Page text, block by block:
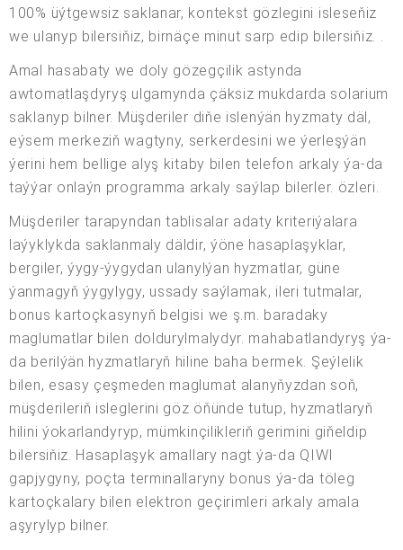
100% üýtgewsiz saklanar, kontekst gözlegini isleseňiz
we ulanyp bilersiňiz, birnäçe minut sarp edip bilersiňiz. .
Amal hasabaty we doly gözegçilik astynda
awtomatlaşdyryş ulgamynda çäksiz mukdarda solarium
saklanyp bilner. Müşderiler diňe islenýän hyzmaty däl,
eýsem merkeziň wagtyny, serkerdesini we ýerleşýän
ýerini hem bellige alyş kitaby bilen telefon arkaly ýa-da
taýýar onlaýn programma arkaly saýlap bilerler. özleri.
Müşderiler tarapyndan tablisalar adaty kriteriýalara
laýyklykda saklanmaly däldir, ýöne hasaplaşyklar,
bergiler, ýygy-ýygydan ulanylýan hyzmatlar, güne
ýanmagyň ýygylygy, ussady saýlamak, ileri tutmalar,
bonus kartoçkasynyň belgisi we ş.m. baradaky
maglumatlar bilen doldurylmalydyr. mahabatlandyryş ýa-
da berilýän hyzmatlaryň hiline baha bermek. Şeýlelik
bilen, esasy çeşmeden maglumat alanyňyzdan soň,
müşderileriň isleglerini göz öňünde tutup, hyzmatlaryň
hilini ýokarlandyryp, mümkinçilikleriň gerimini giňeldip
bilersiňiz. Hasaplaşyk amallary nagt ýa-da QIWI
gapjygyny, poçta terminallaryny bonus ýa-da töleg
kartoçkalary bilen elektron geçirimleri arkaly amala
aşyrylyp bilner.